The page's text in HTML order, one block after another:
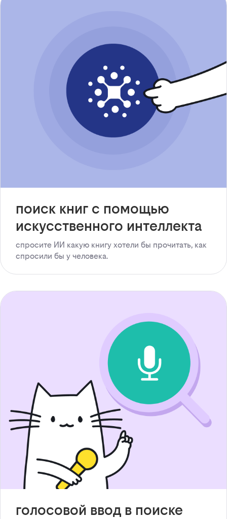
поиск книг с помощью
искусственного интеллекта
спросите ИИ какую книгу хотели бы прочитать, как
спросили бы у человека.
голосовой ввод в поиске